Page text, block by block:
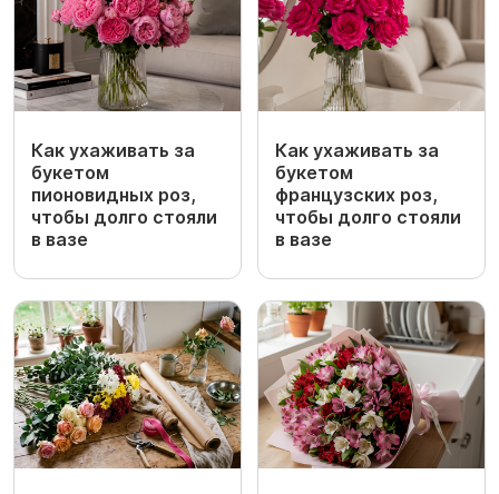
Как ухаживать за
букетом
пионовидных роз,
чтобы долго стояли
в вазе
Как ухаживать за
букетом
французских роз,
чтобы долго стояли
в вазе